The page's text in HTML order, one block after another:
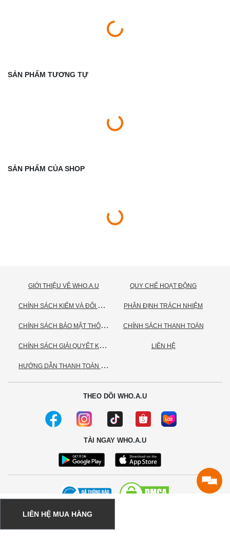
SẢN PHẨM TƯƠNG TỰ
SẢN PHẨM CỦA SHOP
LIÊN HỆ MUA HÀNG
GIỚI THIỆU VỀ WHO.A.U
C
HÍNH SÁCH KIỂM VÀ ĐỔI TRẢ HÀNG
C
HÍNH SÁCH BẢO MẬT THÔNG TIN CÁ NHÂN
C
HÍNH SÁCH GIẢI QUYẾT KHIẾU NẠI
H
ƯỚNG DẪN THANH TOÁN VNPAY
QUY CHẾ HOẠT ĐỘNG
PHÂN ĐỊNH TRÁCH NHIỆM
CHÍNH SÁCH THANH TOÁN
LIÊN HỆ
THEO DÕI WHO.A.U
TẢI NGAY WHO.A.U
© 2020 - Bản quyền thuộc về Công ty TNHH TC Commerce